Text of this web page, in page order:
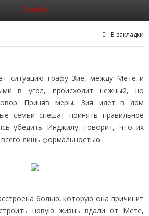
Онлайн
В закладки
ситуацию графу Зие, между Мете и
в угол, происходит нежный, но
Приняв меры, Зия идет в дом
семьи спешат принять правильное
убедить Инджилу, говорит, что их
лишь формальностью.
болью, которую она причинит
новую жизнь вдали от Мете,